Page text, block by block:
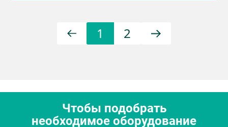
1 2
Чтобы подобрать
необходимое оборудование